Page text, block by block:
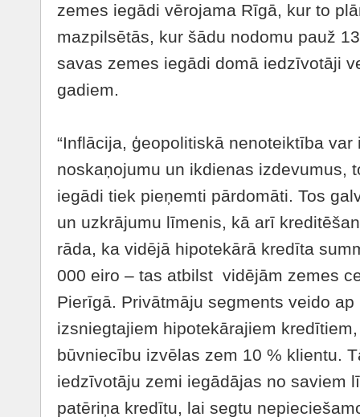
zemes iegādi vērojama Rīgā, kur to
mazpilsētās, kur šādu nodomu pauž
savas zemes iegādi domā iedzīvotāji
gadiem.
“Inflācija, ģeopolitiskā nenoteiktība
noskaņojumu un ikdienas izdevumus,
iegādi tiek pieņemti pārdomāti. Tos
un uzkrājumu līmenis, kā arī
rāda, ka vidējā hipotekārā kredīta
000 eiro – tas atbilst vidējām zemes
Pierīgā. Privātmāju segments veido
izsniegtajiem hipotekārajiem
būvniecību izvēlas zem 10 % klientu.
iedzīvotāju zemi iegādājas no saviem
patēriņa kredītu, lai segtu